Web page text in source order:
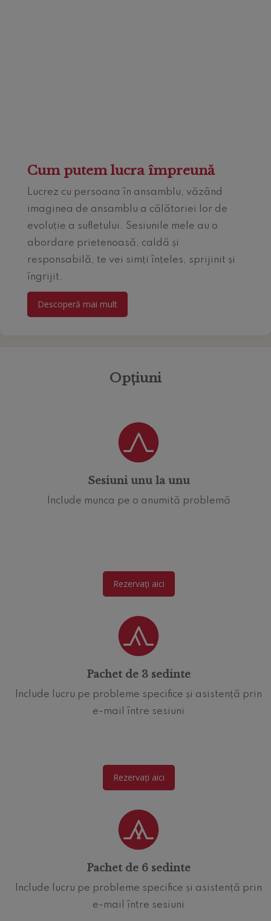
Cum putem lucra împreună
Lucrez cu persoana în ansamblu, văzând
imaginea de ansamblu a călătoriei lor de
evoluție a sufletului. Sesiunile mele au o
abordare prietenoasă, caldă și
responsabilă, te vei simți înțeles, sprijinit și
îngrijit.
Descoperă mai mult
Opțiuni
Sesiuni unu la unu
Include munca pe o anumită problemă
Rezervați aici
Pachet de 3 sedinte
Include lucru pe probleme specifice și asistență prin
e-mail între sesiuni
Rezervați aici
Pachet de 6 sedinte
Include lucru pe probleme specifice și asistență prin
e-mail între sesiuni